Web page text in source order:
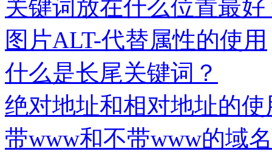
关键词放在什么位置最好
图片ALT-代替属性的使用
什么是长尾关键词？
绝对地址和相对地址的使
带www和不带www的域